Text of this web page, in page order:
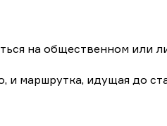
на общественном или
маршрутка, идущая до